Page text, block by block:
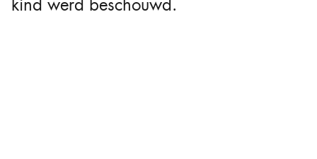
kind werd beschouwd.